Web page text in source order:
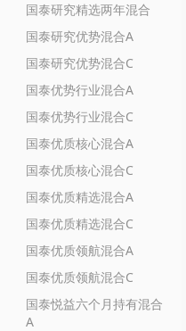
国泰研究精选两年混合
国泰研究优势混合A
国泰研究优势混合C
国泰优势行业混合A
国泰优势行业混合C
国泰优质核心混合A
国泰优质核心混合C
国泰优质精选混合A
国泰优质精选混合C
国泰优质领航混合A
国泰优质领航混合C
国泰悦益六个月持有混合
A